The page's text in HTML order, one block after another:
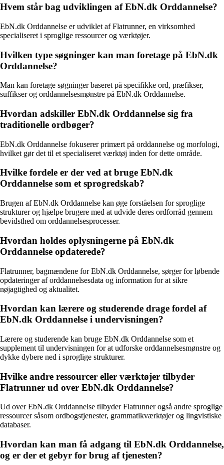
Hvem står bag udviklingen af EbN.dk Orddannelse?
EbN.dk Orddannelse er udviklet af Flatrunner, en virksomhed
specialiseret i sproglige ressourcer og værktøjer.
Hvilken type søgninger kan man foretage på EbN.dk
Orddannelse?
Man kan foretage søgninger baseret på specifikke ord, præfikser,
suffikser og orddannelsesmønstre på EbN.dk Orddannelse.
Hvordan adskiller EbN.dk Orddannelse sig fra
traditionelle ordbøger?
EbN.dk Orddannelse fokuserer primært på orddannelse og morfologi,
hvilket gør det til et specialiseret værktøj inden for dette område.
Hvilke fordele er der ved at bruge EbN.dk
Orddannelse som et sprogredskab?
Brugen af EbN.dk Orddannelse kan øge forståelsen for sproglige
strukturer og hjælpe brugere med at udvide deres ordforråd gennem
bevidsthed om orddannelsesprocesser.
Hvordan holdes oplysningerne på EbN.dk
Orddannelse opdaterede?
Flatrunner, bagmændene for EbN.dk Orddannelse, sørger for løbende
opdateringer af orddannelsesdata og information for at sikre
nøjagtighed og aktualitet.
Hvordan kan lærere og studerende drage fordel af
EbN.dk Orddannelse i undervisningen?
Lærere og studerende kan bruge EbN.dk Orddannelse som et
supplement til undervisningen for at udforske orddannelsesmønstre og
dykke dybere ned i sproglige strukturer.
Hvilke andre ressourcer eller værktøjer tilbyder
Flatrunner ud over EbN.dk Orddannelse?
Ud over EbN.dk Orddannelse tilbyder Flatrunner også andre sproglige
ressourcer såsom ordbogstjenester, grammatikværktøjer og lingvistiske
databaser.
Hvordan kan man få adgang til EbN.dk Orddannelse,
og er der et gebyr for brug af tjenesten?